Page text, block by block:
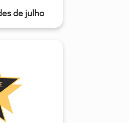
de julho